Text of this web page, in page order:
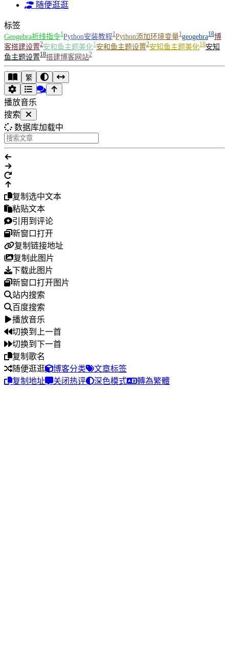
随便逛逛
标签
Geogebra折线指令1Python安装教程1Python添加环境变量1geogebra18博
客搭建设置2安和鱼主题美化1安和鱼主题设置2安知鱼主题美化18安知
鱼主题设置18搭建博客网站2
繁
播放音乐
搜索
数据库加载中
复制选中文本
粘贴文本
引用到评论
新窗口打开
复制链接地址
复制此图片
下载此图片
新窗口打开图片
站内搜索
百度搜索
播放音乐
切换到上一首
切换到下一首
复制歌名
随便逛逛
博客分类
文章标签
复制地址
关闭热评 深色模式 轉為繁體